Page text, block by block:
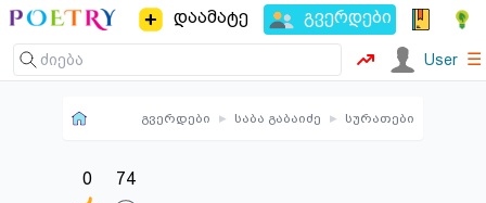
დაამატე გვერდები
User ☰
გვერდები ▸ საბა გაბაიძე ▸ სურათები
0 74